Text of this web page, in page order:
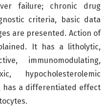
failure; chronic drug
criteria, basic data
are presented. Action of
It has a litholytic,
immunomodulating,
hypocholesterolemic
has a differentiated effect